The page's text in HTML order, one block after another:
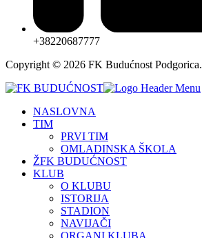
+38220687777
Copyright © 2026 FK Budućnost Podgorica.
NASLOVNA
TIM
PRVI TIM
OMLADINSKA ŠKOLA
ŽFK BUDUĆNOST
KLUB
O KLUBU
ISTORIJA
STADION
NAVIJAČI
ORGANI KLUBA